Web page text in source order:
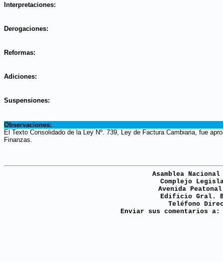
Interpretaciones:
Derogaciones:
Reformas:
Adiciones:
Suspensiones:
Observaciones:
El Texto Consolidado de la Ley Nº. 739, Ley de Factura Cambiaria, fue
Finanzas.
Asamblea
Complejo
Avenida
Edificio Gral.
Teléfono
Enviar sus comentarios